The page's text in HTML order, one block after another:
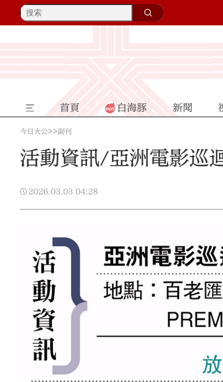
首頁 白海豚 新聞
今日大公>>副刊
活動資訊/亞洲電影巡
2026.03.03 04:28